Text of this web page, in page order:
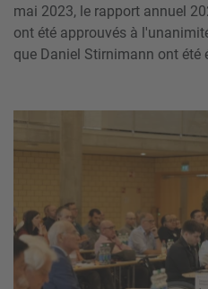
mai 2023, le rapport annuel
ont été approuvés à
que Daniel Stirnimann ont été